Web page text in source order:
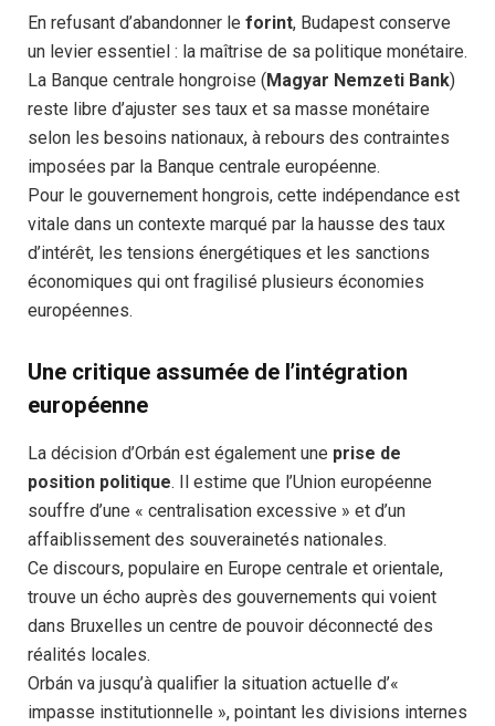
En refusant d’abandonner le forint, Budapest conserve
un levier essentiel : la maîtrise de sa politique monétaire.
La Banque centrale hongroise (Magyar Nemzeti Bank)
reste libre d’ajuster ses taux et sa masse monétaire
selon les besoins nationaux, à rebours des contraintes
imposées par la Banque centrale européenne.
Pour le gouvernement hongrois, cette indépendance est
vitale dans un contexte marqué par la hausse des taux
d’intérêt, les tensions énergétiques et les sanctions
économiques qui ont fragilisé plusieurs économies
européennes.
Une critique assumée de l’intégration
européenne
La décision d’Orbán est également une prise de
position politique. Il estime que l’Union européenne
souffre d’une « centralisation excessive » et d’un
affaiblissement des souverainetés nationales.
Ce discours, populaire en Europe centrale et orientale,
trouve un écho auprès des gouvernements qui voient
dans Bruxelles un centre de pouvoir déconnecté des
réalités locales.
Orbán va jusqu’à qualifier la situation actuelle d’«
impasse institutionnelle », pointant les divisions internes